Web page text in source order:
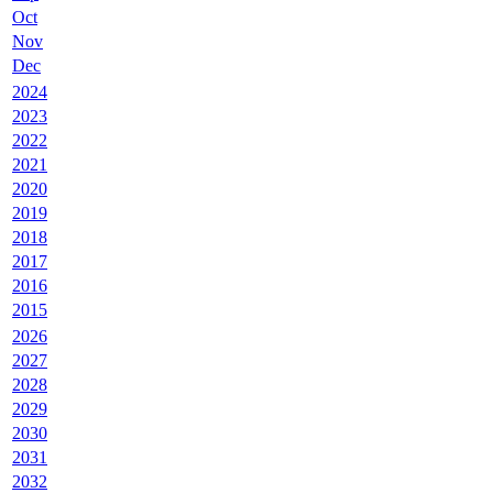
Oct
Nov
Dec
2024
2023
2022
2021
2020
2019
2018
2017
2016
2015
2026
2027
2028
2029
2030
2031
2032